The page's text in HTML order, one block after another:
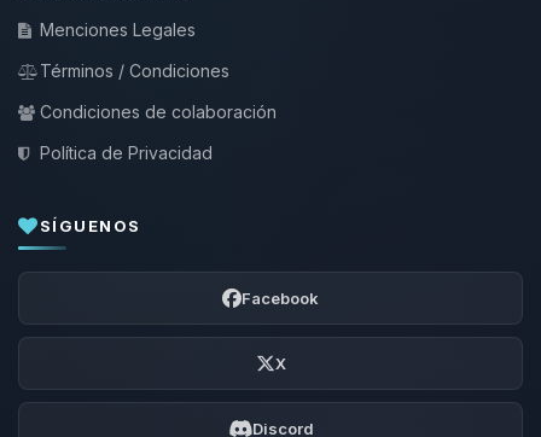
Menciones Legales
Términos / Condiciones
Condiciones de colaboración
Política de Privacidad
SÍGUENOS
Facebook
X
Discord